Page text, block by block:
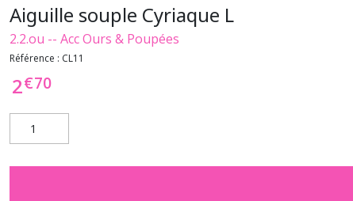
Aiguille souple Cyriaque L
2.2.ou -- Acc Ours & Poupées
Référence : CL11
2€70